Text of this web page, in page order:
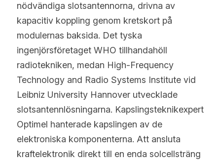
nödvändiga slotsantennorna, drivna av
kapacitiv koppling genom kretskort på
modulernas baksida. Det tyska
ingenjörsföretaget WHO tillhandahöll
radiotekniken, medan High-Frequency
Technology and Radio Systems Institute vid
Leibniz University Hannover utvecklade
slotsantennlösningarna. Kapslingsteknikexpert
Optimel hanterade kapslingen av de
elektroniska komponenterna. Att ansluta
kraftelektronik direkt till en enda solcellsträng